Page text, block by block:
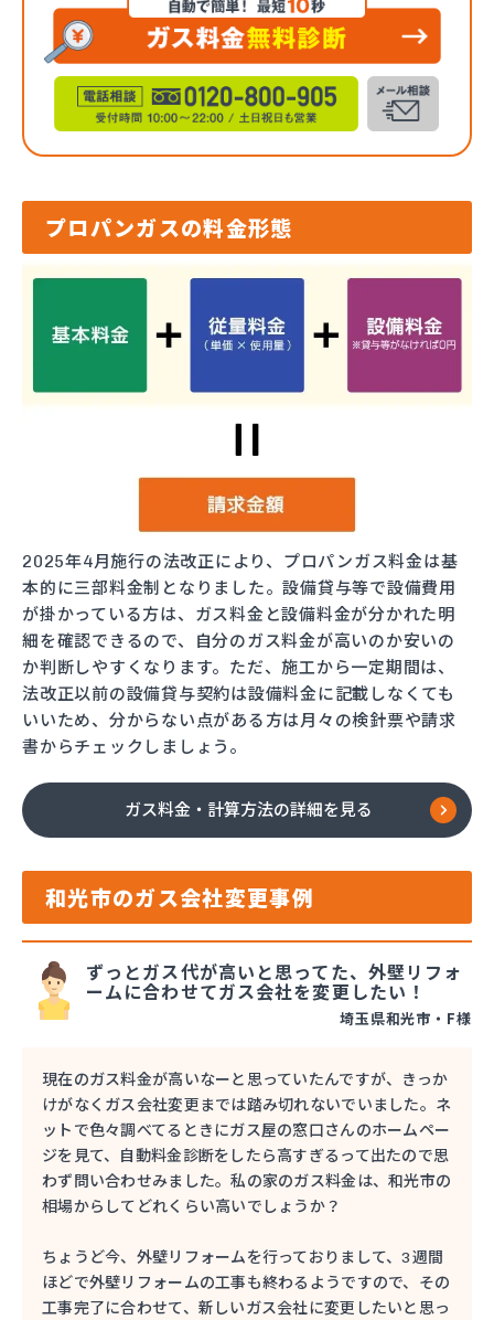
プロパンガスの料金形態
2025年4月施行の法改正により、プロパンガス料金は基
本的に三部料金制となりました。設備貸与等で設備費用
が掛かっている方は、ガス料金と設備料金が分かれた明
細を確認できるので、自分のガス料金が高いのか安いの
か判断しやすくなります。ただ、施工から一定期間は、
法改正以前の設備貸与契約は設備料金に記載しなくても
いいため、分からない点がある方は月々の検針票や請求
書からチェックしましょう。
ガス料金・計算方法の詳細を見る
和光市のガス会社変更事例
ずっとガス代が高いと思ってた、外壁リフォ
ームに合わせてガス会社を変更したい！
埼玉県和光市・F様
現在のガス料金が高いなーと思っていたんですが、きっか
けがなくガス会社変更までは踏み切れないでいました。ネ
ットで色々調べてるときにガス屋の窓口さんのホームペー
ジを見て、自動料金診断をしたら高すぎるって出たので思
わず問い合わせみました。私の家のガス料金は、和光市の
相場からしてどれくらい高いでしょうか？
ちょうど今、外壁リフォームを行っておりまして、3週間
ほどで外壁リフォームの工事も終わるようですので、その
工事完了に合わせて、新しいガス会社に変更したいと思っ